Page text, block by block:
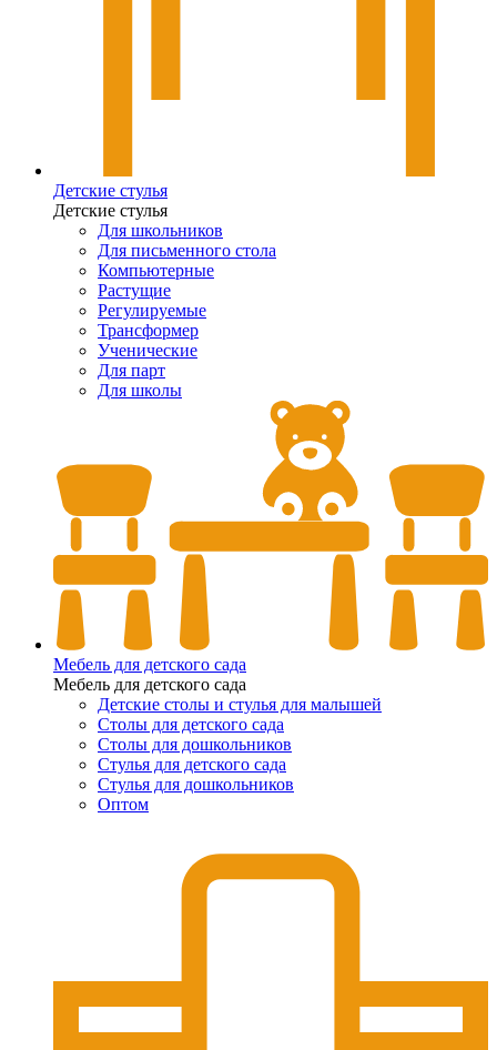
Детские стулья
Детские стулья
Для школьников
Для письменного стола
Компьютерные
Растущие
Регулируемые
Трансформер
Ученические
Для парт
Для школы
Мебель для детского сада
Мебель для детского сада
Детские столы и стулья для малышей
Столы для детского сада
Столы для дошкольников
Стулья для детского сада
Стулья для дошкольников
Оптом